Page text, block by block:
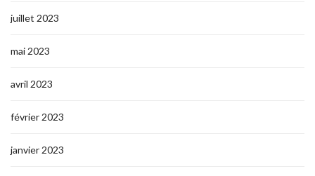
juillet 2023
mai 2023
avril 2023
février 2023
janvier 2023